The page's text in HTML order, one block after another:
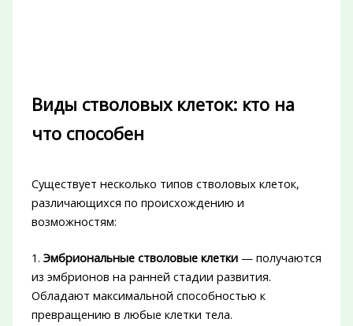
Виды стволовых клеток: кто на
что способен
Существует несколько типов стволовых клеток,
различающихся по происхождению и
возможностям:
1. Эмбриональные стволовые клетки— получаются
из эмбрионов на ранней стадии развития.
Обладают максимальной способностью к
превращению в любые клетки тела.